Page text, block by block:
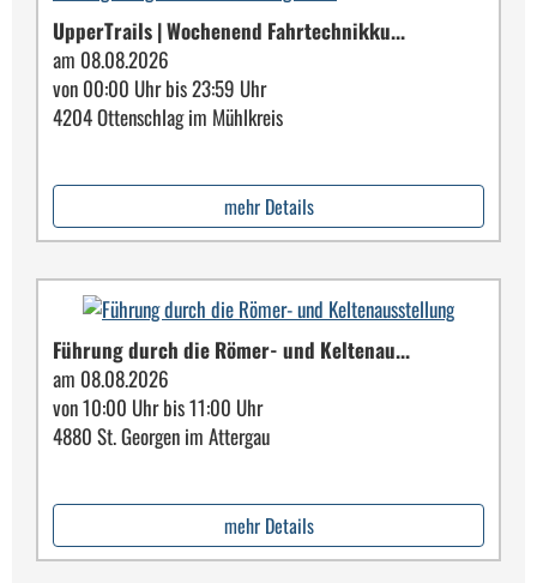
UpperTrails | Wochenend Fahrtechnikku...
am 08.08.2026
von 00:00 Uhr bis 23:59 Uhr
4204 Ottenschlag im Mühlkreis
mehr Details
Führung durch die Römer- und Keltenau...
am 08.08.2026
von 10:00 Uhr bis 11:00 Uhr
4880 St. Georgen im Attergau
mehr Details